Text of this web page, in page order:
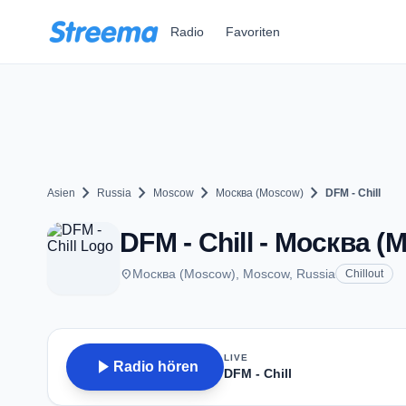
Radio Favoriten
Asien chevron_right Russia chevron_right Moscow chevron_right Москва (Moscow) chevron_right DFM - Chill
DFM - Chill - Москва
placeМосква (Moscow), Moscow, Russia Chillout
play_arrow Radio hören
LIVE
DFM - Chill